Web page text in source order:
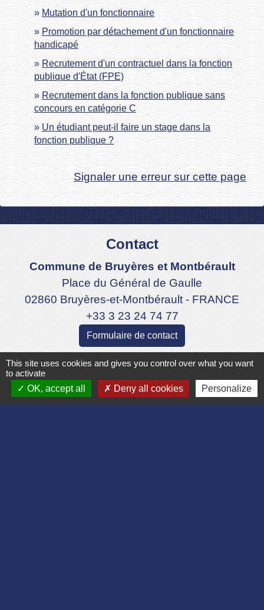
Mutation d'un fonctionnaire
Promotion par détachement d'un fonctionnaire
handicapé
Recrutement d'un contractuel dans la fonction
publique d'État (FPE)
Recrutement dans la fonction publique sans
concours en catégorie C
Un étudiant peut-il faire un stage dans la
fonction publique ?
Signaler une erreur sur cette page
Contact
Commune de Bruyères et Montbérault
Place du Général de Gaulle
02860 Bruyères-et-Montbérault - FRANCE
+33 3 23 24 74 77
Formulaire de contact
Liens
This site uses cookies and gives you control over what you want
to activate
OK, accept all
Deny all cookies Personalize